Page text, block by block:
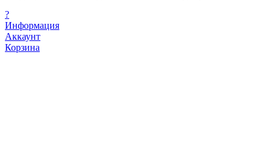
?
Информация
Аккаунт
Корзина